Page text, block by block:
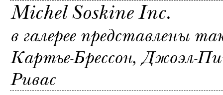
Michel Soskine Inc.
в галерее представлены
Картье-Брессон, Джоэл-
Ривас